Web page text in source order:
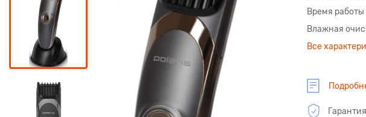
Время работы
Влажная
Все